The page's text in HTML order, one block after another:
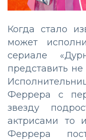
Когда стало
может
сериале
представить
Феррера с
звезду
актрисами то
Феррера